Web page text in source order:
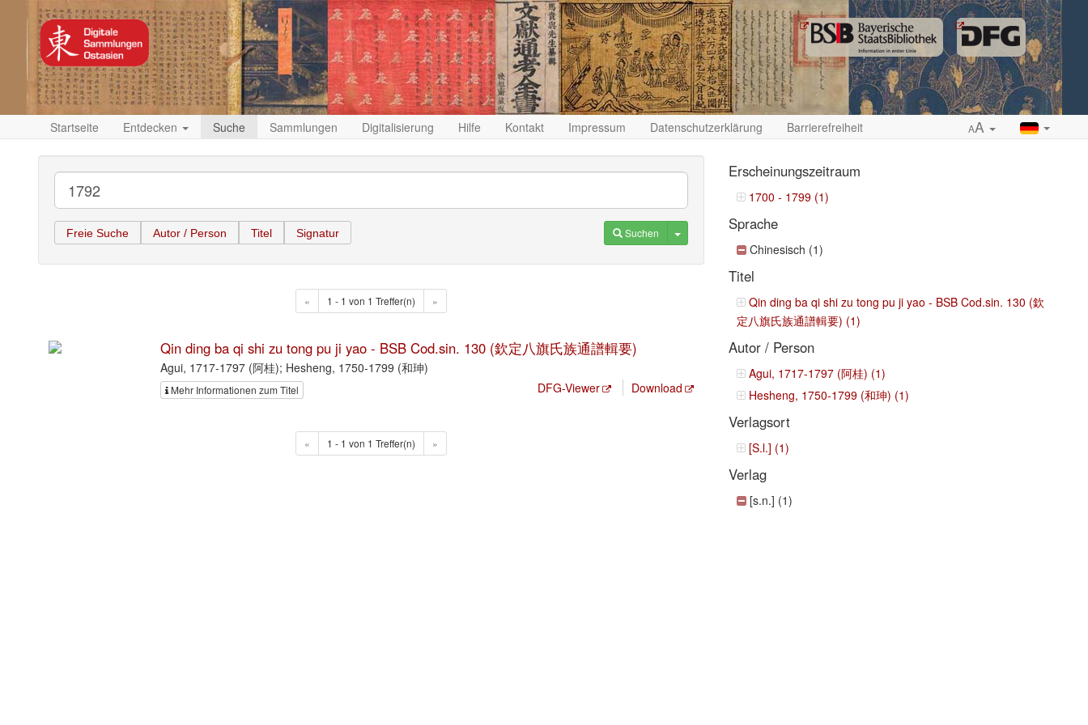
Startseite Entdecken Suche Sammlungen Digitalisierung Hilfe Kontakt Impressum Datenschutzerklärung Barrierefreiheit AA
Freie Suche Autor / Person Titel Signatur Suchen Toggle Dropdown
« 1 - 1 von 1 Treffer(n) »
Qin ding ba qi shi zu tong pu ji yao - BSB Cod.sin. 130 (欽定八旗氏族通譜輯要)
Agui, 1717-1797 (阿桂); Hesheng, 1750-1799 (和珅)
Mehr Informationen zum Titel DFG-Viewer Download
« 1 - 1 von 1 Treffer(n) »
Erscheinungszeitraum
1700 - 1799 (1)
Sprache
Chinesisch (1)
Titel
Qin ding ba qi shi zu tong pu ji yao - BSB Cod.sin. 130 (欽
定八旗氏族通譜輯要) (1)
Autor / Person
Agui, 1717-1797 (阿桂) (1)
Hesheng, 1750-1799 (和珅) (1)
Verlagsort
[S.l.] (1)
Verlag
[s.n.] (1)